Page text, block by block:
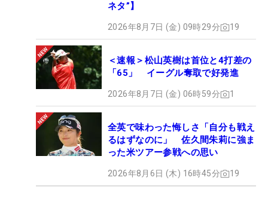
ネタ”】
2026年8月7日 (金) 09時29分 19
＜速報＞松山英樹は首位と4打差の
「65」 イーグル奪取で好発進
2026年8月7日 (金) 06時59分 1
全英で味わった悔しさ「自分も戦え
るはずなのに」 佐久間朱莉に強ま
った米ツアー参戦への思い
2026年8月6日 (木) 16時45分 19